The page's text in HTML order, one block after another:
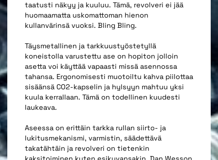
taatusti näkyy ja kuuluu. Tämä, revolveri ei jää
huomaamatta uskomattoman hienon
kullanvärinsä vuoksi. Bling Bling.
Täysmetallinen ja tarkkuustyöstetyllä
koneistolla varustettu ase on hopiton jolloin
asetta voi käyttää vapaasti missä asennossa
tahansa. Ergonomisesti muotoiltu kahva piilottaa
sisäänsä CO2-kapselin ja hylsyyn mahtuu yksi
kuula kerrallaan. Tämä on todellinen kuudesti
laukeava.
Aseessa on erittäin tarkka rullan siirto- ja
lukitusmekanismi, varmistin, säädettävä
takatähtäin ja revolveri on tietenkin